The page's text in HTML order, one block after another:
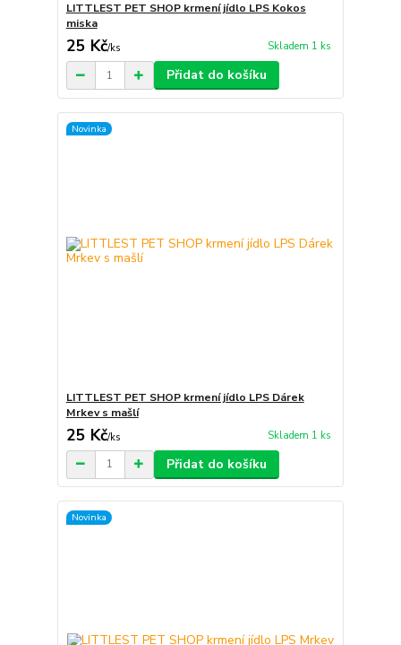
LITTLEST PET SHOP krmení jídlo LPS Kokos
miska
25 Kč/ks Skladem 1 ks
Přidat do košíku
Novinka
LITTLEST PET SHOP krmení jídlo LPS Dárek
Mrkev s mašlí
25 Kč/ks Skladem 1 ks
Přidat do košíku
Novinka